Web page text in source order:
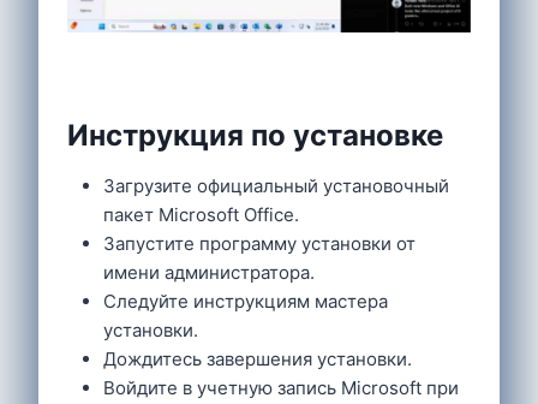
Инструкция по установке
Загрузите официальный установочный
пакет Microsoft Office.
Запустите программу установки от
имени администратора.
Следуйте инструкциям мастера
установки.
Дождитесь завершения установки.
Войдите в учетную запись Microsoft при